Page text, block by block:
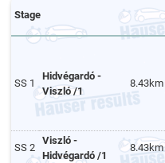
Stage
SS 1
Hidvégardó -
Viszló /1
8.43km
SS 2
Viszló -
Hidvégardó /1
8.43km